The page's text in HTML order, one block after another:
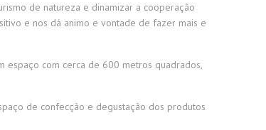
de natureza e dinamizar a cooperação
e nos dá animo e vontade de fazer mais e
espaço com cerca de 600 metros quadrados,
de confecção e degustação dos produtos